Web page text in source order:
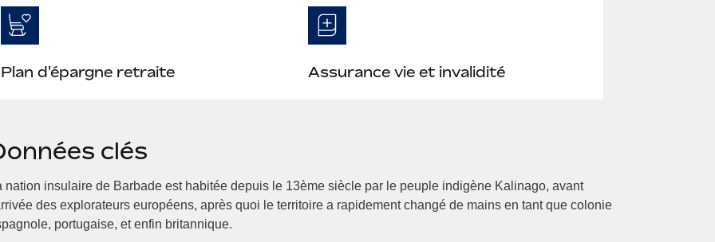
Plan d'épargne retraite Assurance vie et invalidité
clés
nation insulaire de Barbade est habitée depuis le 13ème siècle par le peuple indigène Kalinago, avant
des explorateurs européens, après quoi le territoire a rapidement changé de mains en tant que colonie
portugaise, et enfin britannique.